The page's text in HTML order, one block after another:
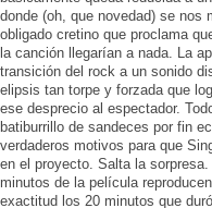
donde (oh, que novedad) se nos
obligado cretino que proclama
la canción llegarían a nada. La
transición del rock a un sonido
elipsis tan torpe y forzada que
ese desprecio al espectador.
batiburrillo de sandeces por fin
verdaderos motivos para que
en el proyecto. Salta la
minutos de la película
exactitud los 20 minutos que